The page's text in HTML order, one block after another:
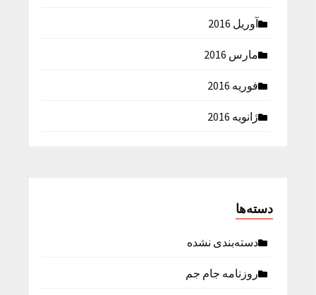
آوریل 2016
مارس 2016
فوریه 2016
ژانویه 2016
دسته‌ها
دسته‌بندی نشده
روزنامه جام جم